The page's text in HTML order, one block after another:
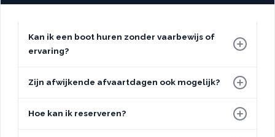
Kan ik een boot huren zonder vaarbewijs of
ervaring?
Zijn afwijkende afvaartdagen ook mogelijk?
Hoe kan ik reserveren?